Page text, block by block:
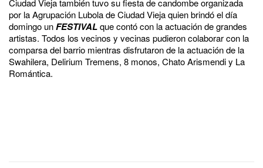
por la Agrupación Lubola de Ciudad Vieja quien brindó el día
domingo unFESTIVALque contó con la actuación de grandes
artistas. Todos los vecinos y vecinas pudieron colaborar con la
comparsa del barrio mientras disfrutaron de la actuación de la
Swahilera, Delirium Tremens, 8 monos, Chato Arismendi y La
Romántica.